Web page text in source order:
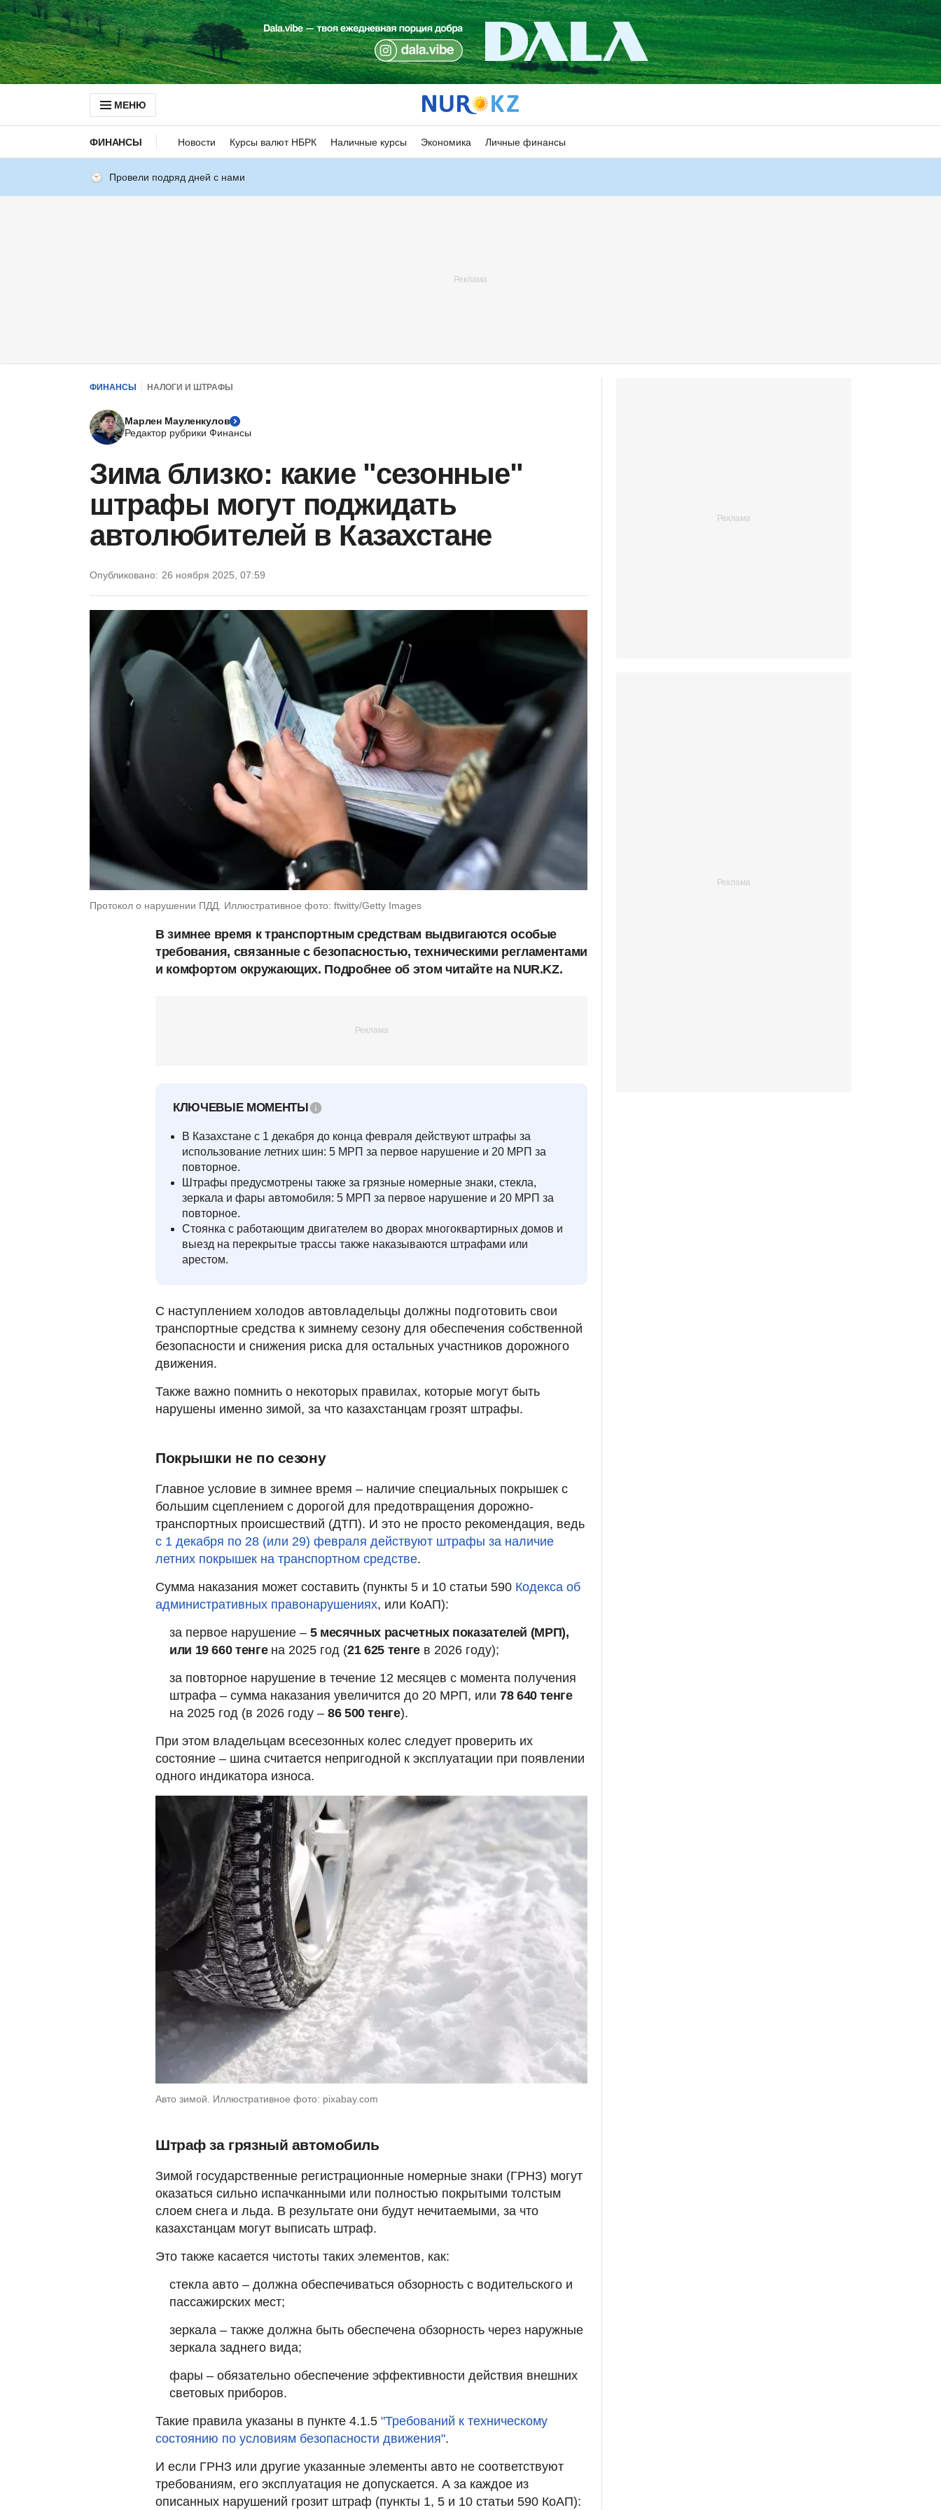
МЕНЮ
ФИНАНСЫ Новости Курсы валют НБРК Наличные курсы Экономика Личные финансы
Провели подряд дней с нами
ФИНАНСЫ НАЛОГИ И ШТРАФЫ
Марлен Мауленкулов
Редактор рубрики Финансы
Зима близко: какие "сезонные"
штрафы могут поджидать
автолюбителей в Казахстане
Опубликовано: 26 ноября 2025, 07:59
Протокол о нарушении ПДД. Иллюстративное фото: ftwitty/Getty Images
В зимнее время к транспортным средствам выдвигаются особые
требования, связанные с безопасностью, техническими регламентами
и комфортом окружающих. Подробнее об этом читайте на NUR.KZ.
КЛЮЧЕВЫЕ МОМЕНТЫ
В Казахстане с 1 декабря до конца февраля действуют штрафы за
использование летних шин: 5 МРП за первое нарушение и 20 МРП за
повторное.
Штрафы предусмотрены также за грязные номерные знаки, стекла,
зеркала и фары автомобиля: 5 МРП за первое нарушение и 20 МРП за
повторное.
Стоянка с работающим двигателем во дворах многоквартирных домов и
выезд на перекрытые трассы также наказываются штрафами или
арестом.
С наступлением холодов автовладельцы должны подготовить свои
транспортные средства к зимнему сезону для обеспечения собственной
безопасности и снижения риска для остальных участников дорожного
движения.
Также важно помнить о некоторых правилах, которые могут быть
нарушены именно зимой, за что казахстанцам грозят штрафы.
Покрышки не по сезону
Главное условие в зимнее время – наличие специальных покрышек с
большим сцеплением с дорогой для предотвращения дорожно-
транспортных происшествий (ДТП). И это не просто рекомендация, ведь
с 1 декабря по 28 (или 29) февраля действуют штрафы за наличие
летних покрышек на транспортном средстве.
Сумма наказания может составить (пункты 5 и 10 статьи 590 Кодекса об
административных правонарушениях, или КоАП):
за первое нарушение – 5 месячных расчетных показателей (МРП),
или 19 660 тенгена 2025 год (21 625 тенгев 2026 году);
за повторное нарушение в течение 12 месяцев с момента получения
штрафа – сумма наказания увеличится до 20 МРП, или 78 640 тенге
на 2025 год (в 2026 году – 86 500 тенге).
При этом владельцам всесезонных колес следует проверить их
состояние – шина считается непригодной к эксплуатации при появлении
одного индикатора износа.
Авто зимой. Иллюстративное фото: pixabay.com
Штраф за грязный автомобиль
Зимой государственные регистрационные номерные знаки (ГРНЗ) могут
оказаться сильно испачканными или полностью покрытыми толстым
слоем снега и льда. В результате они будут нечитаемыми, за что
казахстанцам могут выписать штраф.
Это также касается чистоты таких элементов, как:
стекла авто – должна обеспечиваться обзорность с водительского и
пассажирских мест;
зеркала – также должна быть обеспечена обзорность через наружные
зеркала заднего вида;
фары – обязательно обеспечение эффективности действия внешних
световых приборов.
Такие правила указаны в пункте 4.1.5 "Требований к техническому
состоянию по условиям безопасности движения".
И если ГРНЗ или другие указанные элементы авто не соответствуют
требованиям, его эксплуатация не допускается. А за каждое из
описанных нарушений грозит штраф (пункты 1, 5 и 10 статьи 590 КоАП):